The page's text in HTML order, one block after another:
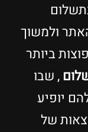
ולמשוך
ביותר
, שבו
יופיע
של